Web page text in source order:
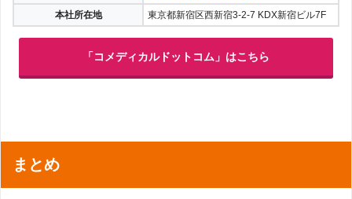
本社所在地
東京都新宿区西新宿3-2-7 KDX新宿ビル7F
「コメディカルドットコム」はこちら
まとめ